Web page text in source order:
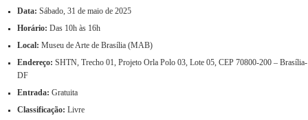
Data: Sábado, 31 de maio de 2025
Horário: Das 10h às 16h
Local: Museu de Arte de Brasília (MAB)
Endereço: SHTN, Trecho 01, Projeto Orla Polo 03, Lote 05, CEP 70800-200 – Brasília-
DF
Entrada: Gratuita
Classificação: Livre